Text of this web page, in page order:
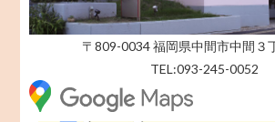
〒809-0034 福岡県中間市中間３
TEL:093-245-0052